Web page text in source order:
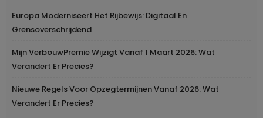
Europa Moderniseert Het Rijbewijs: Digitaal En
Grensoverschrijdend
Mijn VerbouwPremie Wijzigt Vanaf 1 Maart 2026: Wat
Verandert Er Precies?
Nieuwe Regels Voor Opzegtermijnen Vanaf 2026: Wat
Verandert Er Precies?